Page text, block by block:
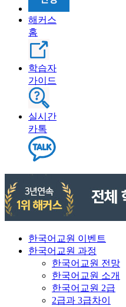
해커스
홈
학습자
가이드
실시간
카톡
한국어교원 이벤트
한국어교원 과정
한국어교원 전망
한국어교원 소개
한국어교원 2급
2급과 3급차이